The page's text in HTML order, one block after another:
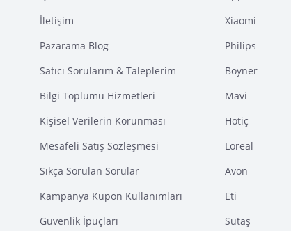
İletişim
Pazarama Blog
Satıcı Sorularım & Taleplerim
Bilgi Toplumu Hizmetleri
Kişisel Verilerin Korunması
Mesafeli Satış Sözleşmesi
Sıkça Sorulan Sorular
Kampanya Kupon Kullanımları
Güvenlik İpuçları
Xiaomi
Philips
Boyner
Mavi
Hotiç
Loreal
Avon
Eti
Sütaş